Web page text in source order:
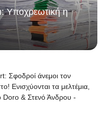
Υποχρεωτική η
Σφοδροί άνεμοι τον
Ενισχύονται τα μελτέμια,
& Στενό Άνδρου -